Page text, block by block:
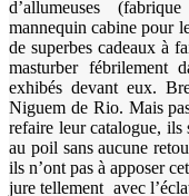
d’allumeuses
mannequin cabine pour
de superbes cadeaux à
masturber fébrilement
exhibés devant eux.
Niguem de Rio. Mais
refaire leur catalogue, ils
au poil sans aucune
ils n’ont pas à apposer
jure tellement avec